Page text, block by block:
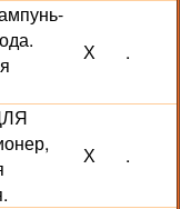
Х .
Х .